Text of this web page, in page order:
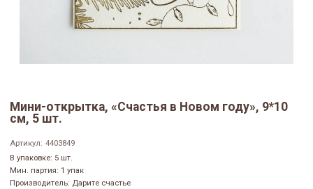
Мини-открытка, «Счастья в Новом году», 9*10
см, 5 шт.
Артикул: 4403849
В упаковке: 5 шт.
Мин. партия: 1 упак
Производитель: Дарите счастье